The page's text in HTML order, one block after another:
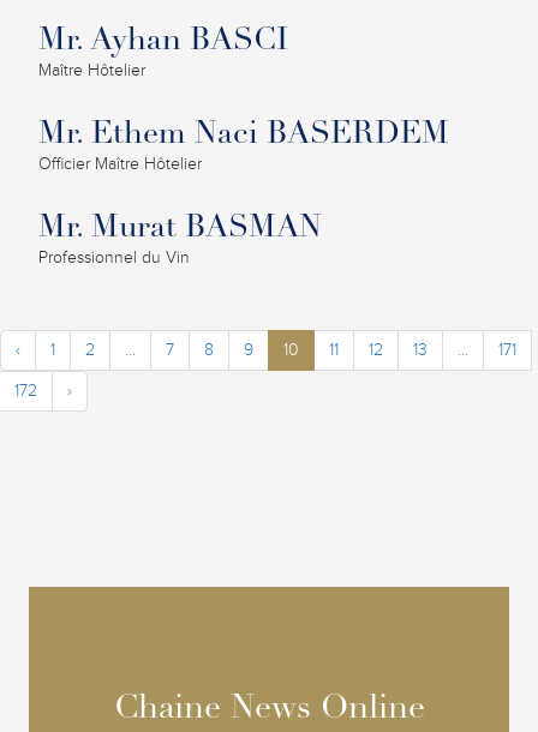
Mr. Ayhan BASCI
Maître Hôtelier
Mr. Ethem Naci BASERDEM
Officier Maître Hôtelier
Mr. Murat BASMAN
Professionnel du Vin
‹ 1 2 ... 7 8 9 10 11 12 13 ...
171
172
›
Chaine News Online
Chaine News Online